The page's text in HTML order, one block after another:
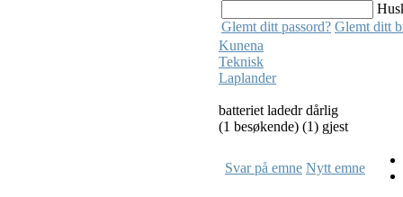
Glemt ditt passord? Glemt ditt
Kunena
Teknisk
Laplander
batteriet ladedr dårlig
(1 besøkende) (1) gjest
Svar på emne Nytt emne